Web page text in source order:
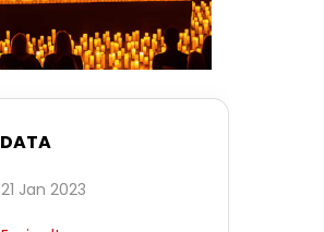
DATA
21 Jan 2023